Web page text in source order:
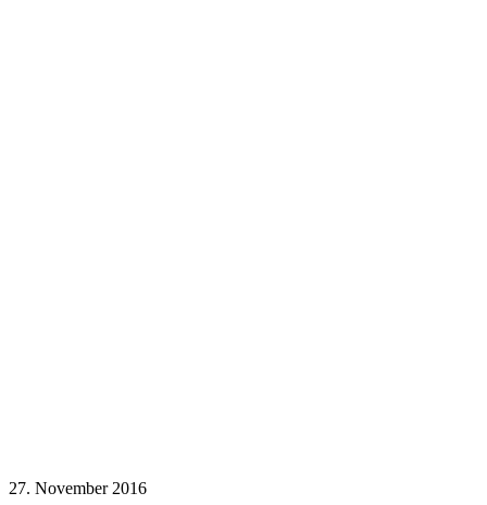
27. November 2016